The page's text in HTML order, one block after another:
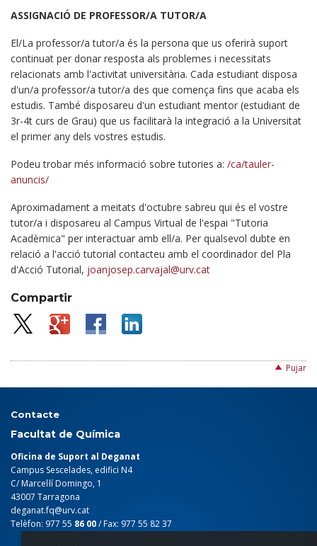
ASSIGNACIÓ DE PROFESSOR/A TUTOR/A
El/La professor/a tutor/a és la persona que us oferirà suport
continuat per donar resposta als problemes i necessitats
relacionats amb l'activitat universitària. Cada estudiant disposa
d'un/a professor/a tutor/a des que comença fins que acaba els
estudis. També disposareu d'un estudiant mentor (estudiant de
3r-4t curs de Grau) que us facilitarà la integració a la Universitat
el primer any dels vostres estudis.
Podeu trobar més informació sobre tutories a: /ca/tauler-
anuncis/
Aproximadament a meitats d'octubre sabreu qui és el vostre
tutor/a i disposareu al Campus Virtual de l'espai "Tutoria
Acadèmica" per interactuar amb ell/a. Per qualsevol dubte en
relació a l'acció tutorial contacteu amb el coordinador del Pla
d'Acció Tutorial, joanjosep.carvajal@urv.cat
Compartir
Pujar
Contacte
Facultat de Química
Oficina de Suport al Deganat
Campus Sescelades, edifici N4
C/ Marcel·lí Domingo, 1
43007 Tarragona
deganat.fq@urv.cat
Telèfon: 977 55 86 00/ Fax: 977 55 82 37